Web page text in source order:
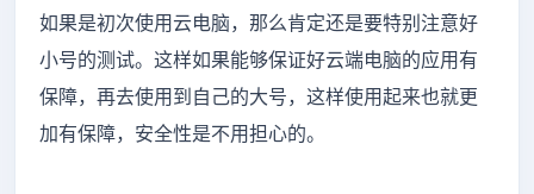
如果是初次使用云电脑，那么肯定还是要特别注意好
小号的测试。这样如果能够保证好云端电脑的应用有
保障，再去使用到自己的大号，这样使用起来也就更
加有保障，安全性是不用担心的。